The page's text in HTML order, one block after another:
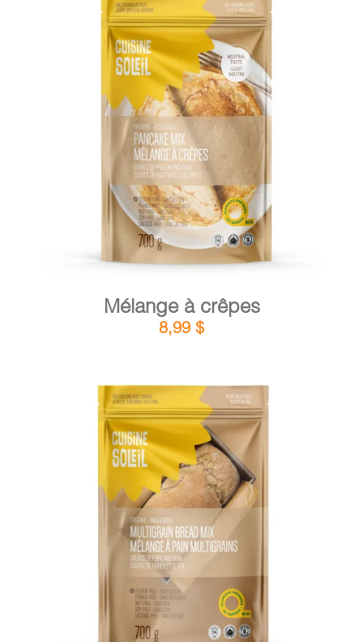
AJOUTER AU PANIER
Mélange à crêpes
8,99 $
AJOUTER AU PANIER / DÉTAILS